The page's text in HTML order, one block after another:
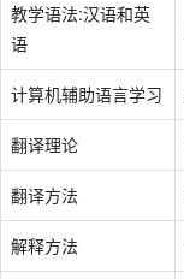
教学语法:汉语和英
语
计算机辅助语言学习
翻译理论
翻译方法
解释方法